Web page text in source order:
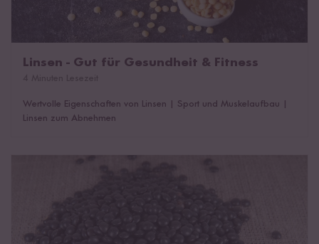
Linsen - Gut für Gesundheit & Fitness
Wertvolle Eigenschaften von Linsen Sport und Muskelaufbau
Linsen zum Abnehmen